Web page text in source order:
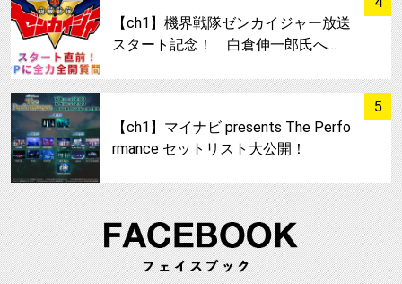
【ch1】機界戦隊ゼンカイジャー放送
スタート記念！ 白倉伸一郎氏へ…
5
【ch1】マイナビ presents The Perfo
rmance セットリスト大公開！